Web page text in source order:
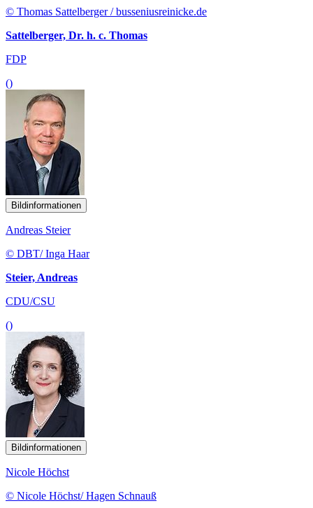
© Thomas Sattelberger / busseniusreinicke.de
Sattelberger, Dr. h. c. Thomas
FDP
()
Bildinformationen
Andreas Steier
© DBT/ Inga Haar
Steier, Andreas
CDU/CSU
()
Bildinformationen
Nicole Höchst
© Nicole Höchst/ Hagen Schnauß